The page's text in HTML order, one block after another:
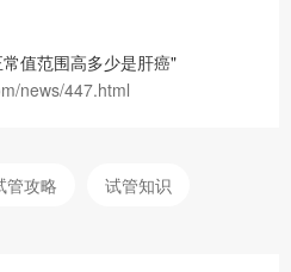
值范围高多少是肝癌"
news/447.html
管攻略 试管知识